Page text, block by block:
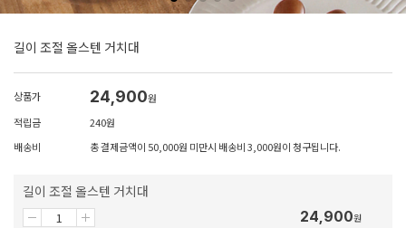
길이 조절 올스텐 거치대
상품가 24,900원
적립금
240원
배송비
총 결제금액이 50,000원 미만시 배송비 3,000원이 청구됩니다.
길이 조절 올스텐 거치대
24,900원